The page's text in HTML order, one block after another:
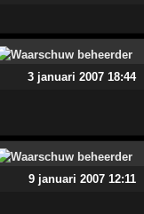
3 januari 2007 18:44
9 januari 2007 12:11